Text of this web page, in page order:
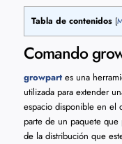
Tabla de contenidos [
Comando
growpartes una
utilizada para extender
espacio disponible en el
parte de un paquete que
de la distribución que